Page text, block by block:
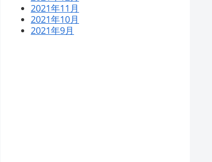
2021年11月
2021年10月
2021年9月